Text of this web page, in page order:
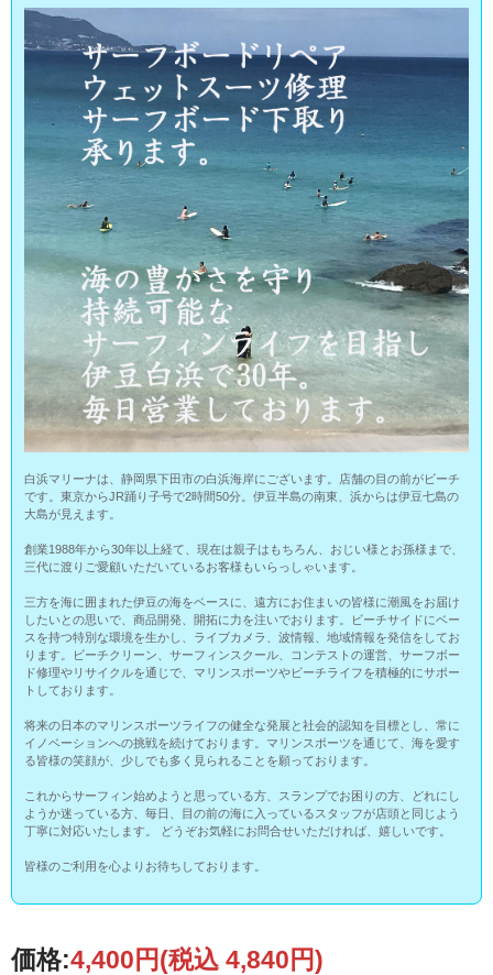
白浜マリーナは、静岡県下田市の白浜海岸にございます。店舗の目の前がビーチ
です。東京からJR踊り子号で2時間50分。伊豆半島の南東、浜からは伊豆七島の
大島が見えます。
創業1988年から30年以上経て、現在は親子はもちろん、おじい様とお孫様まで、
三代に渡りご愛顧いただいているお客様もいらっしゃいます。
三方を海に囲まれた伊豆の海をベースに、遠方にお住まいの皆様に潮風をお届け
したいとの思いで、商品開発、開拓に力を注いでおります。ビーチサイドにベー
スを持つ特別な環境を生かし、ライブカメラ、波情報、地域情報を発信をしてお
ります。ビーチクリーン、サーフィンスクール、コンテストの運営、サーフボー
ド修理やリサイクルを通じで、マリンスポーツやビーチライフを積極的にサポー
トしております。
将来の日本のマリンスポーツライフの健全な発展と社会的認知を目標とし、常に
イノベーションへの挑戦を続けております。マリンスポーツを通じて、海を愛す
る皆様の笑顔が、少しでも多く見られることを願っております。
これからサーフィン始めようと思っている方、スランプでお困りの方、どれにし
ようか迷っている方、毎日、目の前の海に入っているスタッフが店頭と同じよう
丁寧に対応いたします。 どうぞお気軽にお問合せいただければ、嬉しいです。
皆様のご利用を心よりお待ちしております。
価格:4,400円(税込 4,840円)